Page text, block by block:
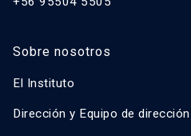
Sobre nosotros
El Instituto
Dirección y Equipo de dirección